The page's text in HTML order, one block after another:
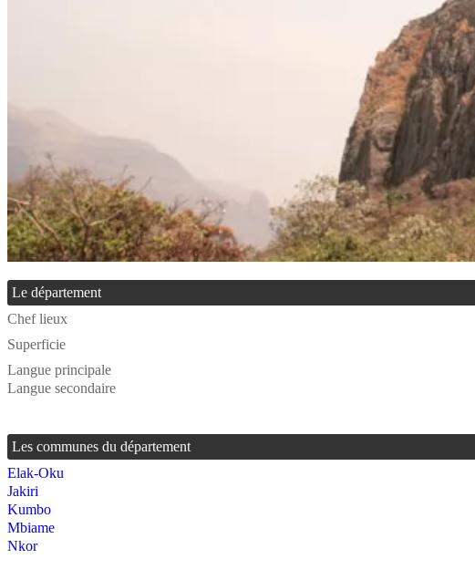
Le département
Chef lieux
Superficie
Langue principale
Langue secondaire
Les communes du département
Elak-Oku
Jakiri
Kumbo
Mbiame
Nkor